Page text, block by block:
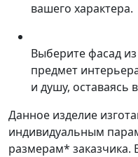
вашего характера.
Выберите фасад
предмет
и душу, оставаясь
Данное изделие
индивидуальным
размерам* заказчика.